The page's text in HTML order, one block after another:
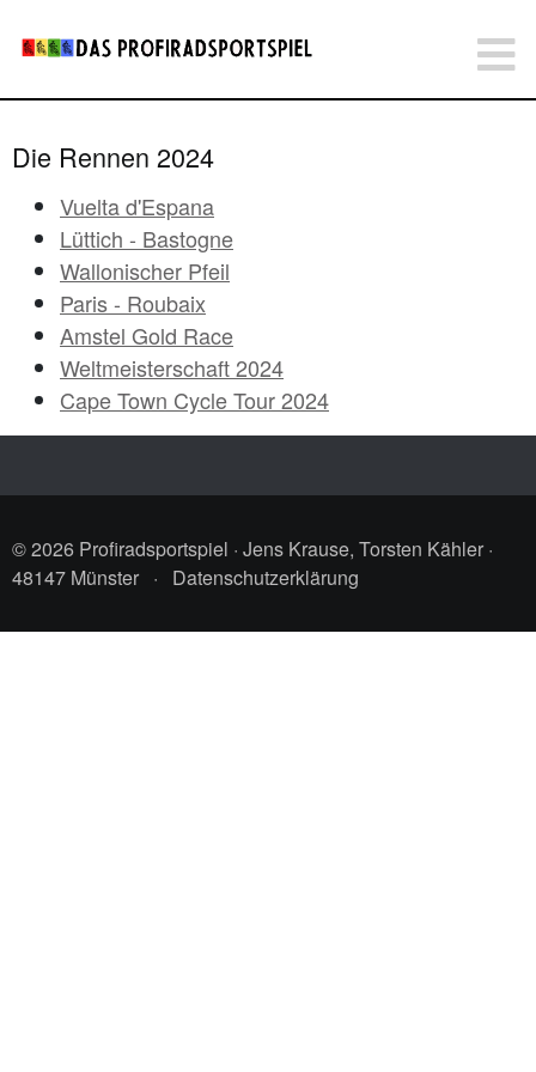
Die Rennen 2024
Vuelta d'Espana
Lüttich - Bastogne
Wallonischer Pfeil
Paris - Roubaix
Amstel Gold Race
Weltmeisterschaft 2024
Cape Town Cycle Tour 2024
© 2026 Profiradsportspiel · Jens Krause, Torsten Kähler ·
48147 Münster · Datenschutzerklärung